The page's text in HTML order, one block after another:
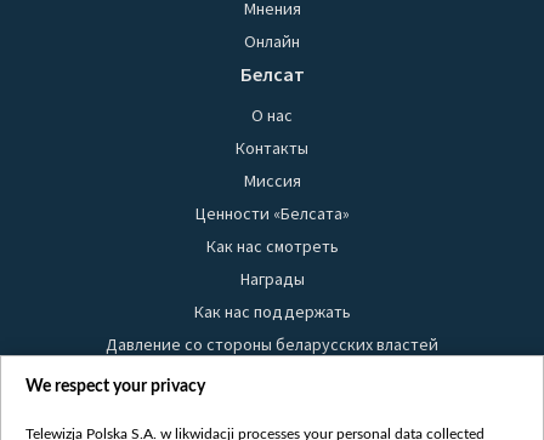
Мнения
Онлайн
Белсат
О нас
Контакты
Миссия
Ценности «Белсата»
Как нас смотреть
Награды
Как нас поддержать
Давление со стороны беларусских властей
Правила использования материалов
We respect your privacy
Telewizja Polska S.A. w likwidacji processes your personal data collected